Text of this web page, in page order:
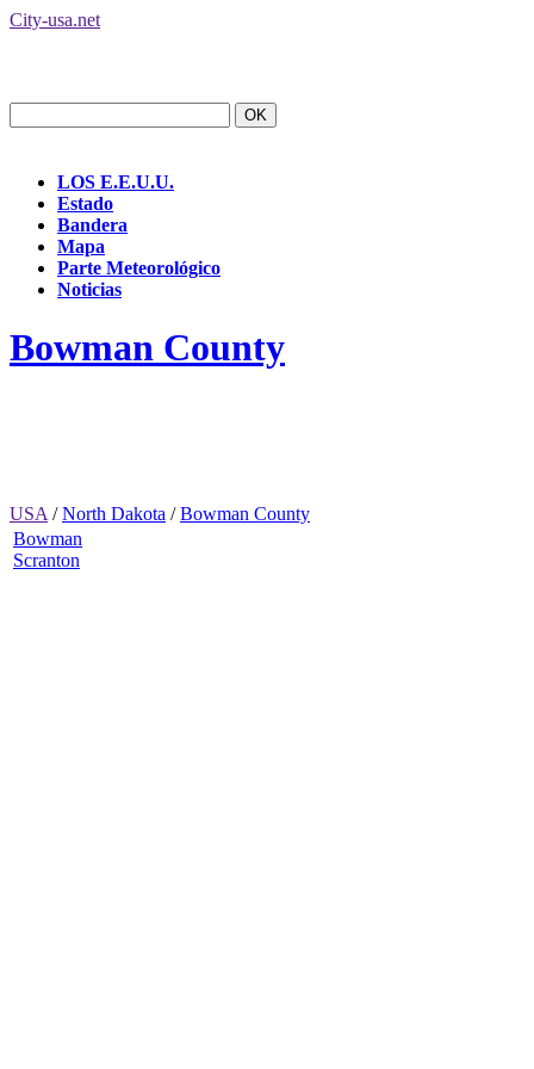
City-usa.net
LOS E.E.U.U.
Estado
Bandera
Mapa
Parte Meteorológico
Noticias
Bowman County
USA /North Dakota /Bowman County
Bowman
Scranton